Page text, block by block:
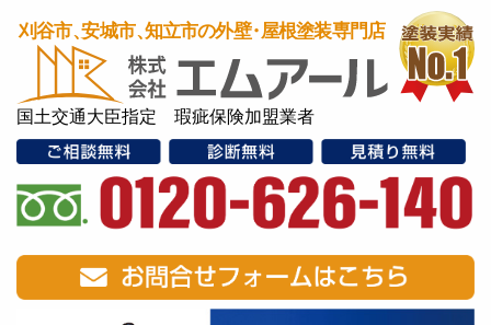
国土交通大臣指定 瑕疵保険加盟業者